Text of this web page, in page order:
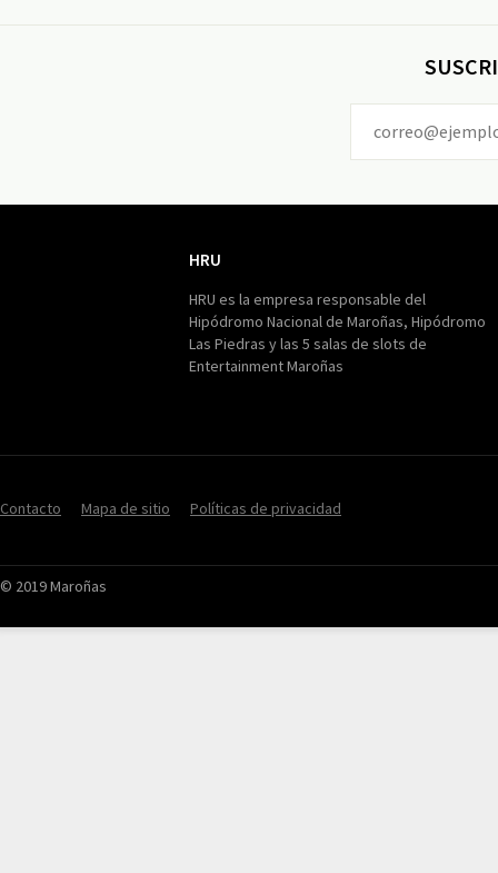
HRU
HRU es la empresa responsable del
Hipódromo Nacional de Maroñas, Hipódromo
Las Piedras y las 5 salas de slots de
Entertainment Maroñas
Contacto Mapa de sitio Políticas de privacidad
© 2019 Maroñas